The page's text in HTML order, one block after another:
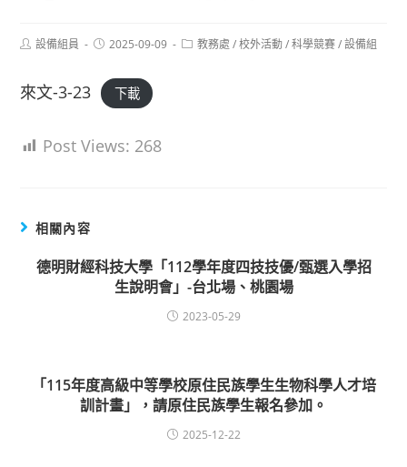
Post設備組員
Post2025-09-09
Post教務處 / 校外活動 / 科學競賽 / 設備組
來文-3-23 下載
Post Views: 268
相關內容
德明財經科技大學「112學年度四技技優/甄選入學招
生說明會」-台北場、桃園場
2023-05-29
「115年度高級中等學校原住民族學生生物科學人才培
訓計畫」，請原住民族學生報名參加。
2025-12-22